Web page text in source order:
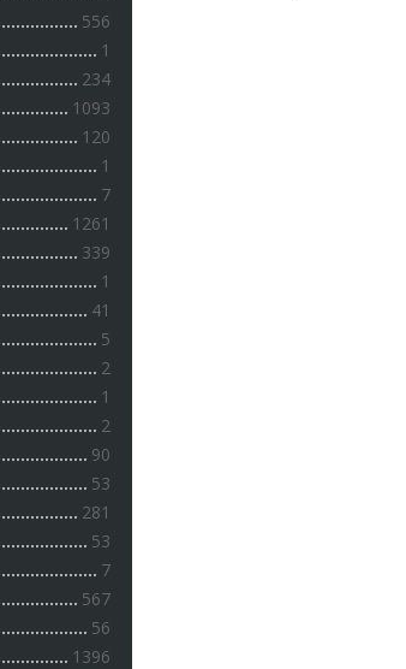
556
1
234
1093
120
1
7
1261
339
1
41
5
2
1
2
90
53
281
53
7
567
56
1396